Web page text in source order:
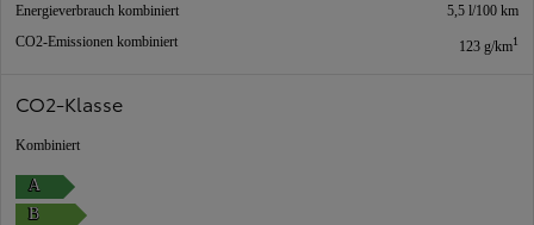
Energieverbrauch kombiniert
5,5 l/100 km
CO2-Emissionen kombiniert
123 g/km1
CO2-Klasse
Kombiniert
A
B